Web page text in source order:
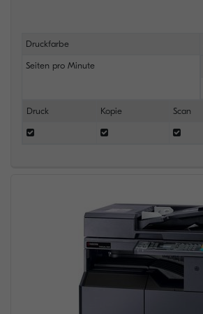
Druckfarbe
Seiten pro Minute
Druck Kopie Scan